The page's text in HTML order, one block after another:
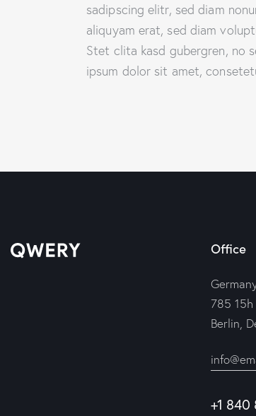
sadipscing elitr, sed diam
aliquyam erat, sed diam
Stet clita kasd gubergren, no
ipsum dolor sit amet,
Office
785
Berlin,
+1 840